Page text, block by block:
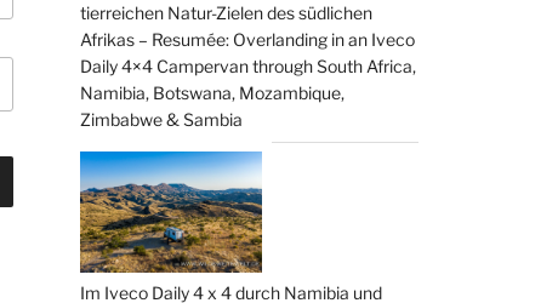
tierreichen Natur-Zielen des südlichen
Afrikas – Resumée: Overlanding in an Iveco
Daily 4×4 Campervan through South Africa,
Namibia, Botswana, Mozambique,
Zimbabwe & Sambia
Im Iveco Daily 4 x 4 durch Namibia und